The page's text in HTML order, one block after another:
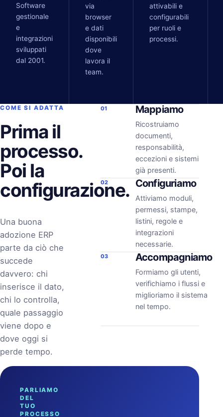
Software
gestionale
e
integrazioni
sviluppati
dal 2001.
via
browser
e dati
disponibili
dove
lavora il
team.
attivabili e
configurabili
per ruoli e
processi.
COME SI ADATTA
Prima il
processo.
Poi la
configurazione.
Una buona
adozione ERP
parte da ciò che
succede
davvero: chi
inserisce il dato,
chi lo controlla,
quale passaggio
viene dopo e
dove oggi si
perde tempo.
01 Mappiamo
Ricostruiamo
documenti,
responsabilità,
eccezioni e sistemi
già presenti.
02 Configuriamo
Attiviamo moduli,
permessi, stampe,
listini, regole e
integrazioni
necessarie.
03 Accompagniamo
Formiamo gli utenti,
verifichiamo i flussi e
miglioriamo il sistema
nel tempo.
PARLIAMO
DEL
TUO
PROCESSO